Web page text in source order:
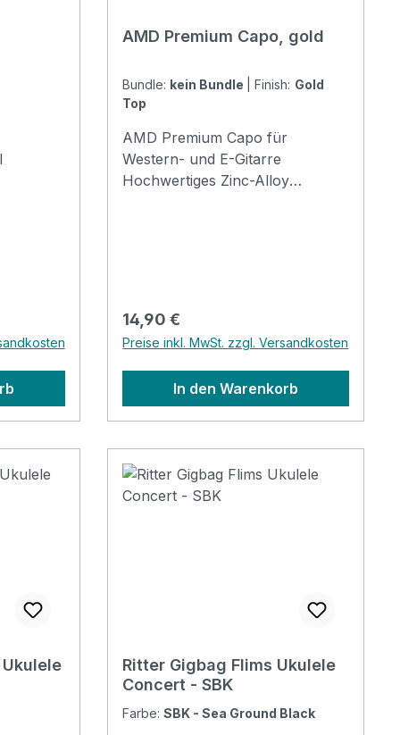
AMD Premium Capo, gold
Bundle: kein Bundle Finish: Gold
Top
AMD Premium Capo für
Western- und E-Gitarre
Hochwertiges Zinc-Alloy
Regulärer Preis:
14,90 €
Preise inkl. MwSt. zzgl. Versandkosten
In den Warenkorb
Ritter Gigbag Flims Ukulele
Concert - SBK
Farbe:SBK - Sea Ground Black